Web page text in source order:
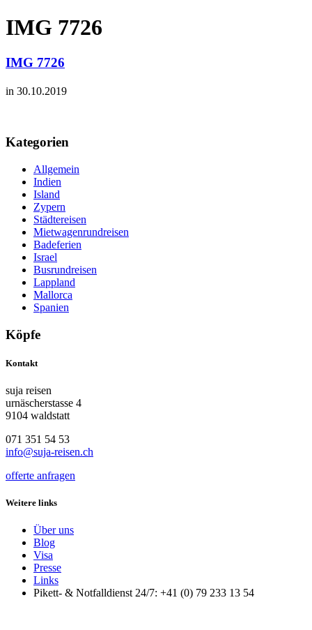
IMG 7726
IMG 7726
in 30.10.2019
Kategorien
Allgemein
Indien
Island
Zypern
Städtereisen
Mietwagenrundreisen
Badeferien
Israel
Busrundreisen
Lappland
Mallorca
Spanien
Köpfe
Kontakt
suja reisen
urnäscherstasse 4
9104 waldstatt
071 351 54 53
info@suja-reisen.ch
offerte anfragen
Weitere links
Über uns
Blog
Visa
Presse
Links
Pikett- & Notfalldienst 24/7: +41 (0) 79 233 13 54